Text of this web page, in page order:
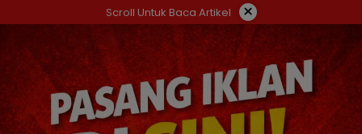
ke
Scroll Untuk Baca Artikel ×